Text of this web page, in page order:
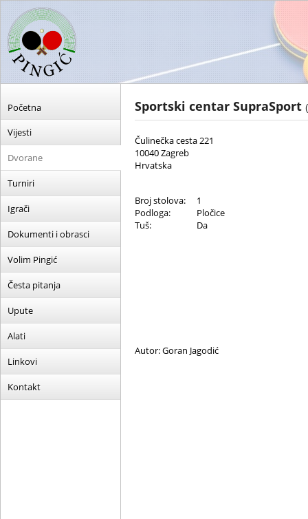
Početna
Vijesti
Dvorane
Turniri
Igrači
Dokumenti i obrasci
Volim Pingić
Česta pitanja
Upute
Alati
Linkovi
Kontakt
Sportski centar SupraSport
Čulinečka cesta 221
10040 Zagreb
Hrvatska
Broj stolova:
1
Podloga:
Pločice
Tuš:
Da
Autor: Goran Jagodić